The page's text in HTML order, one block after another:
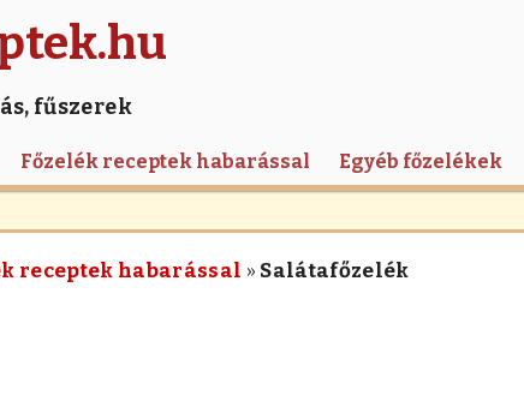
fűszerek
Főzelék receptek habarással Egyéb főzelékek
receptek habarással » Salátafőzelék